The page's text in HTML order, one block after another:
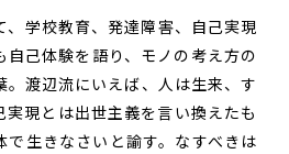
学校教育、発達障害、自己実現
己体験を語り、モノの考え方の
渡辺流にいえば、人は生来、す
現とは出世主義を言い換えたも
生きなさいと諭す。なすべきは